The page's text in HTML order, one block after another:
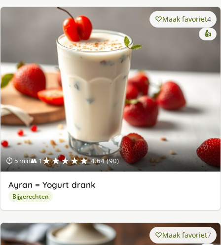
⏱ 5 min👥 1★★★★★ 4.64 (90)
Maak favoriet4
👍
Ayran = Yogurt drank
Bijgerechten
Maak favoriet7